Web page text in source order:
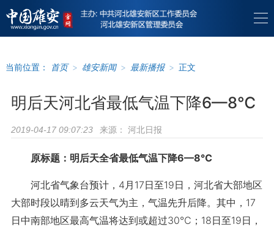
当前位置： 首页 > 雄安新闻 > 最新播报 > 正文
明后天河北省最低气温下降6—8℃
2019-04-17 09:07:23 来源： 河北日报
原标题：明后天全省最低气温下降6—8℃
河北省气象台预计，4月17日至19日，河北省大部地区
大部时段以晴到多云天气为主，气温先升后降。其中，17
日中南部地区最高气温将达到或超过30℃；18日至19日，